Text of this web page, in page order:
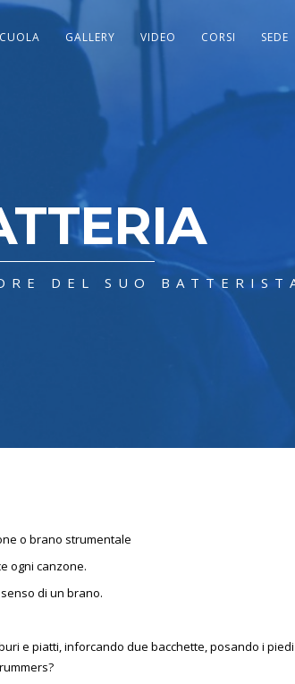
GALLERY VIDEO CORSI SEDE
DEL SUO
o brano strumentale
ogni canzone.
di un brano.
e piatti, inforcando due bacchette, posando i